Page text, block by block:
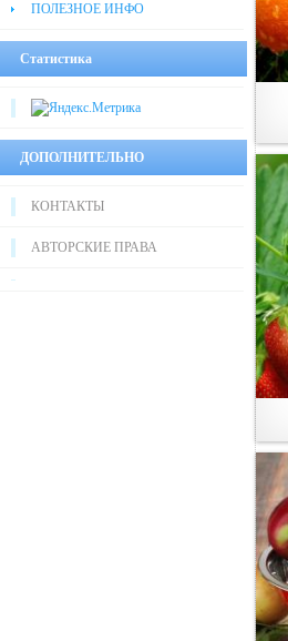
ПОЛЕЗНОЕ ИНФО
Статистика
ДОПОЛНИТЕЛЬНО
КОНТАКТЫ
АВТОРСКИЕ ПРАВА